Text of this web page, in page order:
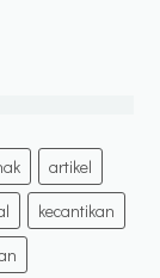
artikel
kecantikan